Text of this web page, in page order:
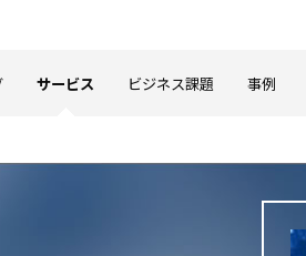
サービス ビジネス課題 事例